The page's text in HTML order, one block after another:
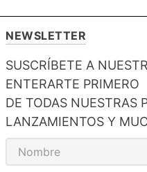
NEWSLETTER
SUSCRÍBETE A
ENTERARTE PRIMERO
DE TODAS NUESTRAS
LANZAMIENTOS Y